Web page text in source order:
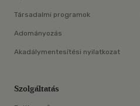
Társadalmi programok
Adományozás
Akadálymentesítési nyilatkozat
Szolgáltatás